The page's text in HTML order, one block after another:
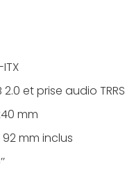
2.0 et prise audio TRRS
mm
92 mm inclus